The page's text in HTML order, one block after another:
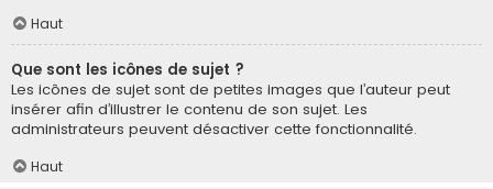
Haut
Que sont les icônes de sujet ?
Les icônes de sujet sont de petites images que l’auteur peut
insérer afin d’illustrer le contenu de son sujet. Les
administrateurs peuvent désactiver cette fonctionnalité.
Haut